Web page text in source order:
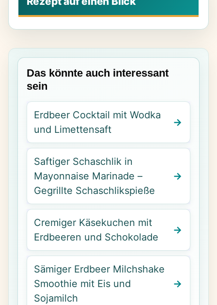
Das könnte auch interessant
sein
Erdbeer Cocktail mit Wodka
und Limettensaft
Saftiger Schaschlik in
Mayonnaise Marinade –
Gegrillte Schaschlikspieße
Cremiger Käsekuchen mit
Erdbeeren und Schokolade
Sämiger Erdbeer Milchshake
Smoothie mit Eis und
Sojamilch